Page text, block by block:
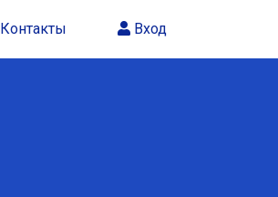
Вход
Контакты